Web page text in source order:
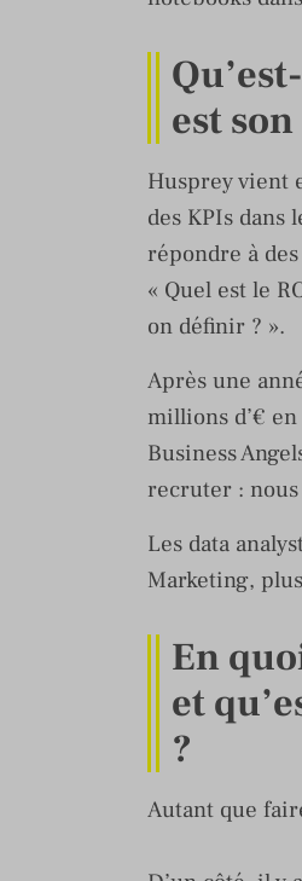
est
Husprey vient
des KPIs dans
répondre à
« Quel est le
on définir ? ».
Après une
millions d’€
Business
recruter :
Les data
Marketing,
En
et
?
Autant que